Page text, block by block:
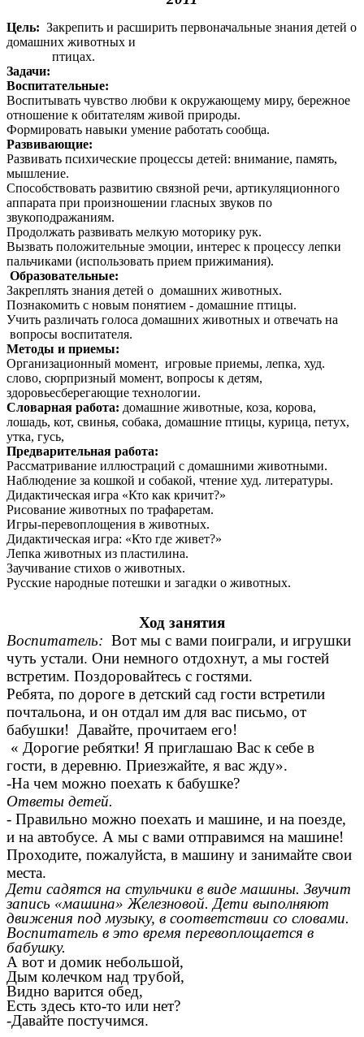
Цель: Закрепить и расширить первоначальные знания детей о
домашних животных и
птицах.
Задачи:
Воспитательные:
Воспитывать чувство любви к окружающему миру, бережное
отношение к обитателям живой природы.
Формировать навыки умение работать сообща.
Развивающие:
Развивать психические процессы детей: внимание, память,
мышление.
Способствовать развитию связной речи, артикуляционного
аппарата при произношении гласных звуков по
звукоподражаниям.
Продолжать развивать мелкую моторику рук.
Вызвать положительные эмоции, интерес к процессу лепки
пальчиками (использовать прием прижимания).
Образовательные:
Закреплять знания детей о домашних животных.
Познакомить с новым понятием - домашние птицы.
Учить различать голоса домашних животных и отвечать на
вопросы воспитателя.
Методы и приемы:
Организационный момент, игровые приемы, лепка, худ.
слово, сюрпризный момент, вопросы к детям,
здоровьесберегающие технологии.
Словарная работа: домашние животные, коза, корова,
лошадь, кот, свинья, собака, домашние птицы, курица, петух,
утка, гусь,
Предварительная работа:
Рассматривание иллюстраций с домашними животными.
Наблюдение за кошкой и собакой, чтение худ. литературы.
Дидактическая игра «Кто как кричит?»
Рисование животных по трафаретам.
Игры-перевоплощения в животных.
Дидактическая игра: «Кто где живет?»
Лепка животных из пластилина.
Заучивание стихов о животных.
Русские народные потешки и загадки о животных.
Ход занятия
Воспитатель: Вот мы с вами поиграли, и игрушки
чуть устали. Они немного отдохнут, а мы гостей
встретим. Поздоровайтесь с гостями.
Ребята, по дороге в детский сад гости встретили
почтальона, и он отдал им для вас письмо, от
бабушки! Давайте, прочитаем его!
« Дорогие ребятки! Я приглашаю Вас к себе в
гости, в деревню. Приезжайте, я вас жду».
-На чем можно поехать к бабушке?
Ответы детей.
- Правильно можно поехать и машине, и на поезде,
и на автобусе. А мы с вами отправимся на машине!
Проходите, пожалуйста, в машину и занимайте свои
места.
Дети садятся на стульчики в виде машины. Звучит
запись «машина» Железновой. Дети выполняют
движения под музыку, в соответствии со словами.
Воспитатель в это время перевоплощается в
бабушку.
А вот и домик небольшой,
Дым колечком над трубой,
Видно варится обед,
Есть здесь кто-то или нет?
-Давайте постучимся.